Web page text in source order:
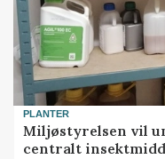
PLANTER
Miljøstyrelsen vil
centralt